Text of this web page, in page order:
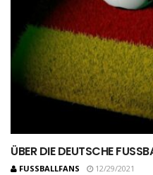
ÜBER DIE DEUTSCHE
FUSSBALLFANS 12/29/2021